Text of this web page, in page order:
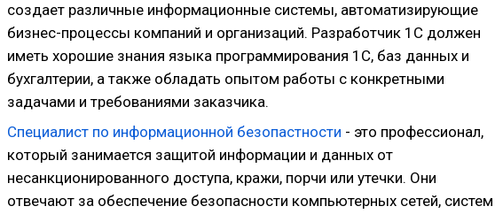
создает различные информационные системы, автоматизирующие
бизнес-процессы компаний и организаций. Разработчик 1С должен
иметь хорошие знания языка программирования 1С, баз данных и
бухгалтерии, а также обладать опытом работы с конкретными
задачами и требованиями заказчика.
Специалист по информационной безопастности - это профессионал,
который занимается защитой информации и данных от
несанкционированного доступа, кражи, порчи или утечки. Они
отвечают за обеспечение безопасности компьютерных сетей, систем